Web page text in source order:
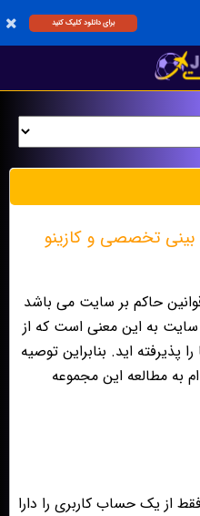
برای دانلود کلیک کنید
تخصصی و کازینو
حاکم بر سایت می باشد
به این معنی است که از
پذیرفته اید. بنابراین توصیه
به مطالعه این مجموعه
از یک حساب کاربری را دارا